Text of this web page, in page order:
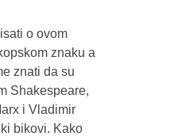
o ovom
znaku a
znati da su
Shakespeare,
i Vladimir
bikovi. Kako